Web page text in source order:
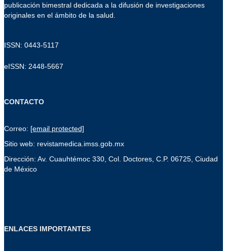
publicación bimestral dedicada a la difusión de investigaciones
originales en el ámbito de la salud.
ISSN: 0443-5117
eISSN: 2448-5667
CONTACTO
Correo: [email protected]
Sitio web: revistamedica.imss.gob.mx
Dirección: Av. Cuauhtémoc 330, Col. Doctores, C.P. 06725, Ciudad
de México
ENLACES IMPORTANTES